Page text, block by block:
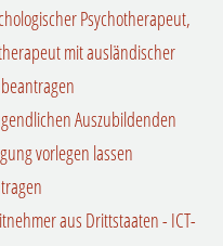
Psychotherapeut,
mit ausländischer
Auszubildenden
vorlegen lassen
aus Drittstaaten - ICT-